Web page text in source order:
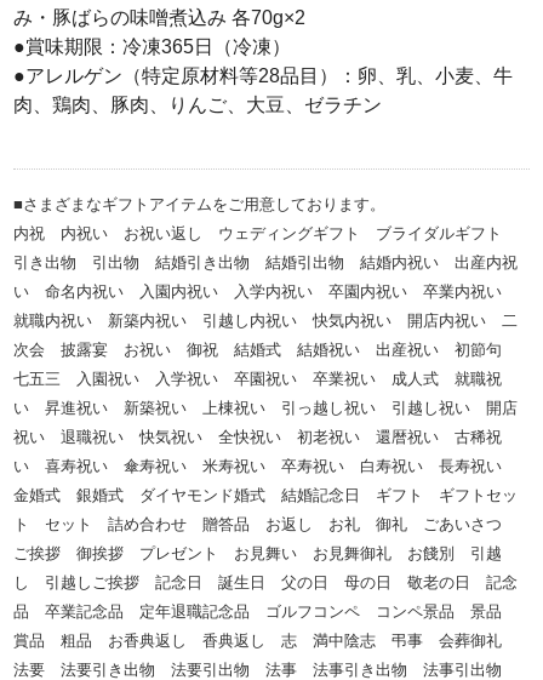
み・豚ばらの味噌煮込み 各70g×2
●賞味期限：冷凍365日（冷凍）
●アレルゲン（特定原材料等28品目）：卵、乳、小麦、牛
肉、鶏肉、豚肉、りんご、大豆、ゼラチン
■さまざまなギフトアイテムをご用意しております。
内祝 内祝い お祝い返し ウェディングギフト ブライダルギフト
引き出物 引出物 結婚引き出物 結婚引出物 結婚内祝い 出産内祝
い 命名内祝い 入園内祝い 入学内祝い 卒園内祝い 卒業内祝い
就職内祝い 新築内祝い 引越し内祝い 快気内祝い 開店内祝い 二
次会 披露宴 お祝い 御祝 結婚式 結婚祝い 出産祝い 初節句
七五三 入園祝い 入学祝い 卒園祝い 卒業祝い 成人式 就職祝
い 昇進祝い 新築祝い 上棟祝い 引っ越し祝い 引越し祝い 開店
祝い 退職祝い 快気祝い 全快祝い 初老祝い 還暦祝い 古稀祝
い 喜寿祝い 傘寿祝い 米寿祝い 卒寿祝い 白寿祝い 長寿祝い
金婚式 銀婚式 ダイヤモンド婚式 結婚記念日 ギフト ギフトセッ
ト セット 詰め合わせ 贈答品 お返し お礼 御礼 ごあいさつ
ご挨拶 御挨拶 プレゼント お見舞い お見舞御礼 お餞別 引越
し 引越しご挨拶 記念日 誕生日 父の日 母の日 敬老の日 記念
品 卒業記念品 定年退職記念品 ゴルフコンペ コンペ景品 景品
賞品 粗品 お香典返し 香典返し 志 満中陰志 弔事 会葬御礼
法要 法要引き出物 法要引出物 法事 法事引き出物 法事引出物